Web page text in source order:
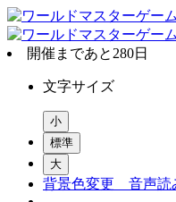
開催まであと 280日
文字サイズ
小
標準
大
背景色変更 音声読